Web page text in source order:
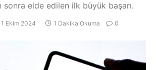
sonra elde edilen ilk büyük başarı.
Ekim 2024 1 Dakika Okuma 0